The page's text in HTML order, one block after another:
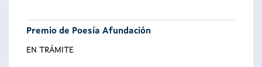
Premio de Poesía Afundación
EN TRÁMITE